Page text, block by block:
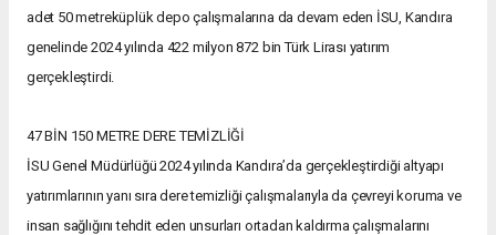
adet 50 metreküplük depo çalışmalarına da devam eden İSU, Kandıra
genelinde 2024 yılında 422 milyon 872 bin Türk Lirası yatırım
gerçekleştirdi.
47 BİN 150 METRE DERE TEMİZLİĞİ
İSU Genel Müdürlüğü 2024 yılında Kandıra’da gerçekleştirdiği altyapı
yatırımlarının yanı sıra dere temizliği çalışmalarıyla da çevreyi koruma ve
insan sağlığını tehdit eden unsurları ortadan kaldırma çalışmalarını